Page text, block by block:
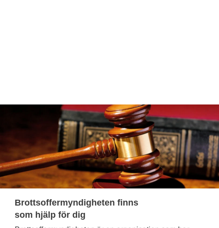
Brottsoffermyndigheten finns
som hjälp för dig